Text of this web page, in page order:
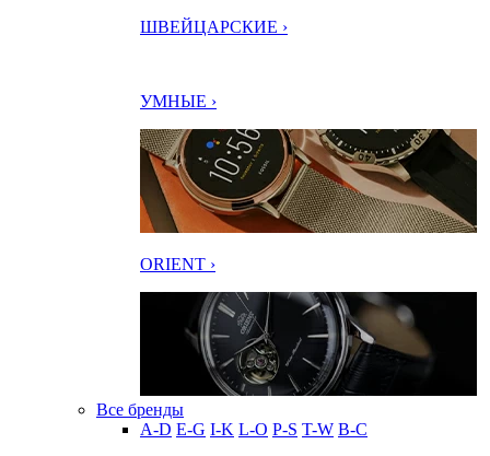
ШВЕЙЦАРСКИЕ ›
УМНЫЕ ›
ORIENT ›
Все бренды
A-D E-G I-K L-O P-S T-W В-С